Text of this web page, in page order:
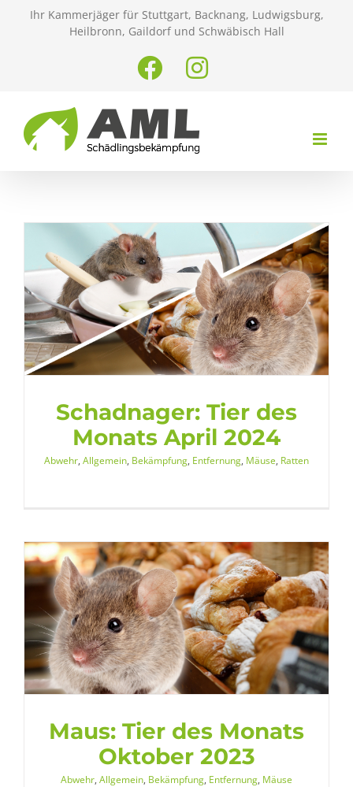
Ihr Kammerjäger für Stuttgart, Backnang, Ludwigsburg,
Heilbronn, Gaildorf und Schwäbisch Hall
FacebookInstagram
Schadnager: Tier des
Monats April 2024
Abwehr, Allgemein, Bekämpfung, Entfernung, Mäuse, Ratten
Maus: Tier des Monats
Oktober 2023
Abwehr, Allgemein, Bekämpfung, Entfernung, Mäuse